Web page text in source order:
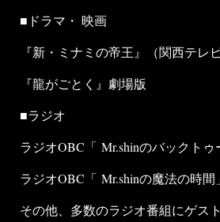
■ドラマ・ 映画
『新・ミナミの帝王』（関西テレビ
『龍がごとく』劇場版
■ラジオ
ラジオOBC「 Mr.shinのバックトゥ
ラジオOBC「 Mr.shinの魔法の時間
その他、多数のラジオ番組にゲス